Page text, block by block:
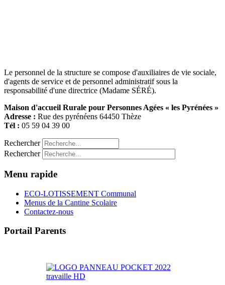
Le personnel de la structure se compose d'auxiliaires de vie sociale,
d'agents de service et de personnel administratif sous la
responsabilité d'une directrice (Madame SÉRÉ).
Maison d'accueil Rurale pour Personnes Agées « les Pyrénées »
Adresse : Rue des pyrénéens 64450 Thèze
Tél : 05 59 04 39 00
Rechercher
Rechercher
Menu rapide
ECO-LOTISSEMENT Communal
Menus de la Cantine Scolaire
Contactez-nous
Portail Parents